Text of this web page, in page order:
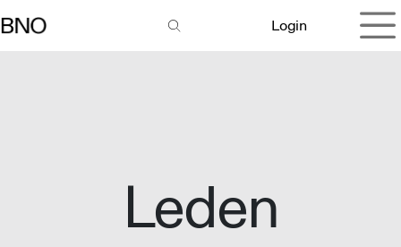
Login
Leden